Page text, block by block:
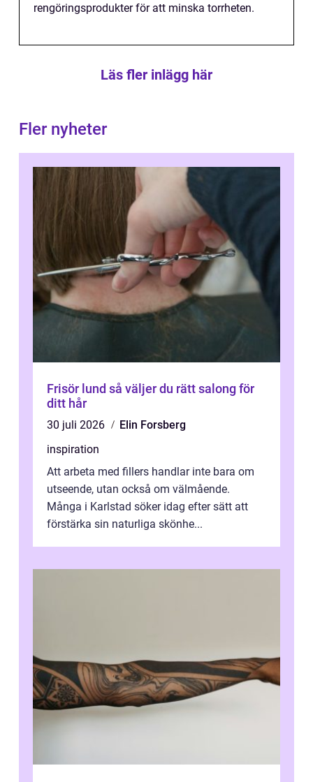
rengöringsprodukter för att minska torrheten.
Läs fler inlägg här
Fler nyheter
Frisör lund så väljer du rätt salong för
ditt hår
30 juli 2026
Elin Forsberg
inspiration
Att arbeta med fillers handlar inte bara om
utseende, utan också om välmående.
Många i Karlstad söker idag efter sätt att
förstärka sin naturliga skönhe...